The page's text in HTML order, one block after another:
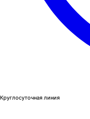
Круглосуточная линия